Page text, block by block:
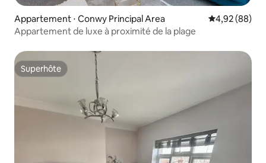
Appartement ⋅ Conwy Principal Area Évaluation
4,92 (88)
Appartement de luxe à proximité de la plage
Superhôte
Superhôte